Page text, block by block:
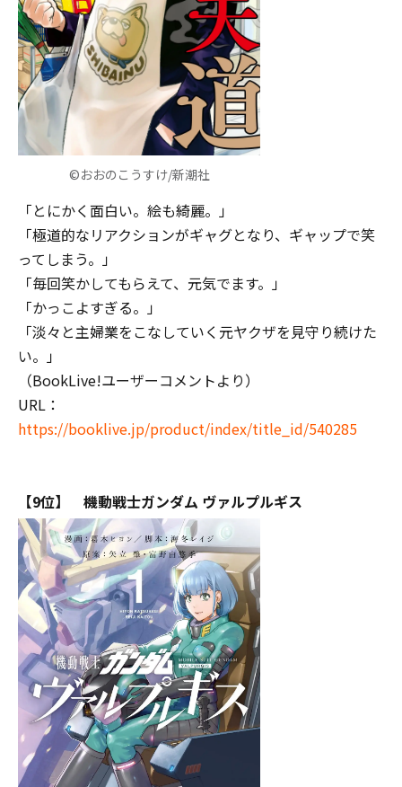
©おおのこうすけ/新潮社
「とにかく面白い。絵も綺麗。」
「極道的なリアクションがギャグとなり、ギャップで笑
ってしまう。」
「毎回笑かしてもらえて、元気でます。」
「かっこよすぎる。」
「淡々と主婦業をこなしていく元ヤクザを見守り続けた
い。」
（BookLive!ユーザーコメントより）
URL：
https://booklive.jp/product/index/title_id/540285
【9位】 機動戦士ガンダム ヴァルプルギス